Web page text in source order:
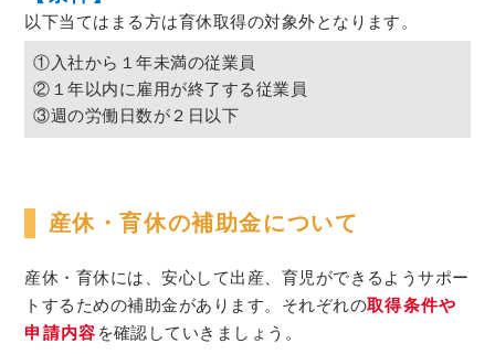
以下当てはまる方は育休取得の対象外となります。
①入社から１年未満の従業員
②１年以内に雇用が終了する従業員
③週の労働日数が２日以下
産休・育休の補助金について
産休・育休には、安心して出産、育児ができるようサポー
トするための補助金があります。それぞれの取得条件や
申請内容 を確認していきましょう。